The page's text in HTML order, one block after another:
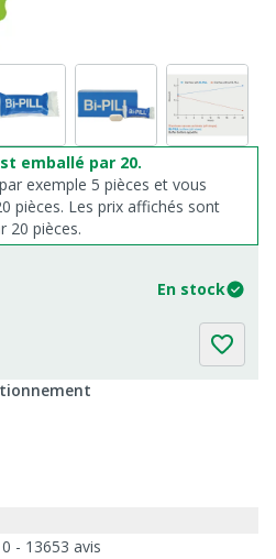
emballé par 20.
exemple 5 pièces et vous
pièces. Les prix affichés sont
20 pièces.
En stock
- 13653 avis